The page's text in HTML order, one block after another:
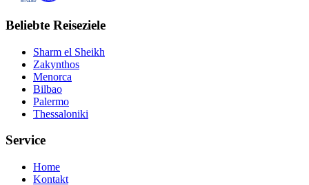
Beliebte Reiseziele
Sharm el Sheikh
Zakynthos
Menorca
Bilbao
Palermo
Thessaloniki
Service
Home
Kontakt